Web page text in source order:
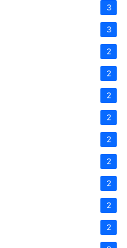
3
3
2
2
2
2
2
2
2
2
2